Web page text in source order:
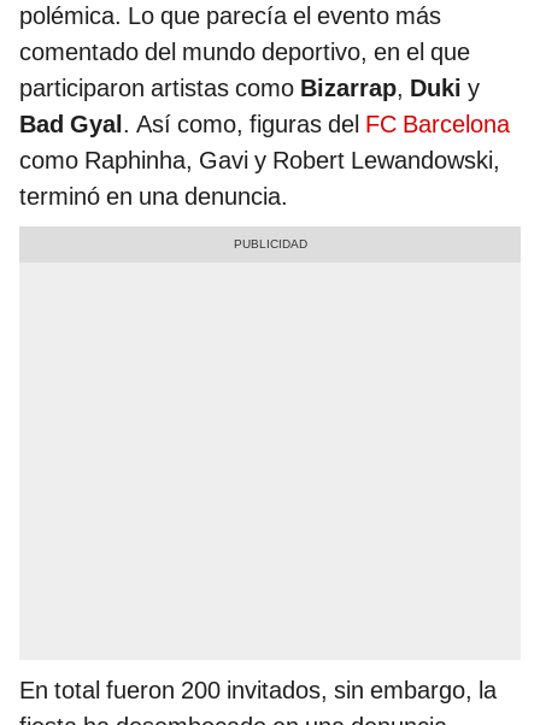
polémica. Lo que parecía el evento más
comentado del mundo deportivo, en el que
participaron artistas como Bizarrap, Duki y
Bad Gyal. Así como, figuras del FC Barcelona
como Raphinha, Gavi y Robert Lewandowski,
terminó en una denuncia.
En total fueron 200 invitados, sin embargo, la